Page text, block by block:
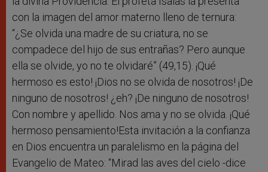
con la imagen del amor materno lleno de ternura:
“¿Se olvida una madre de su criatura, no se
compadece del hijo de sus entrañas? Pero aunque
ella se olvide, yo no te olvidaré” (49,15). ¡Qué
hermoso es esto! ¡Dios no se olvida de nosotros! ¡De
ninguno de nosotros! ¿eh? ¡De ninguno de nosotros!
Con nombre y apellido. Nos ama y no se olvida. ¡Qué
hermoso pensamiento!Esta invitación a la confianza
en Dios encuentra un paralelismo en la página del
Evangelio de Mateo: “Mirad las aves del cielo -dice